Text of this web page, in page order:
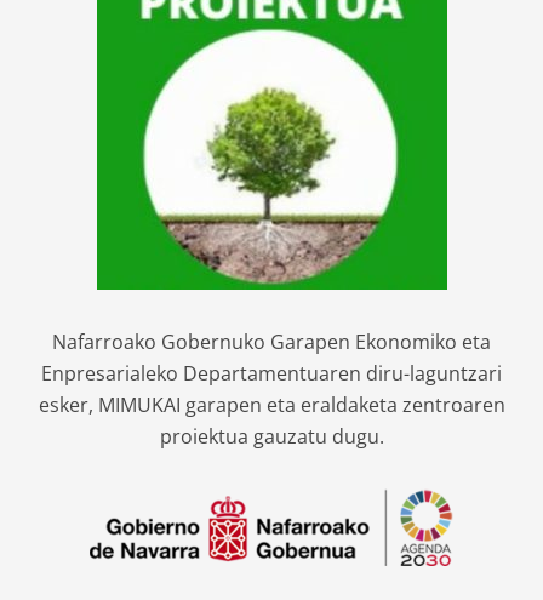
Nafarroako Gobernuko Garapen Ekonomiko eta
Enpresarialeko Departamentuaren diru-laguntzari
esker, MIMUKAI garapen eta eraldaketa zentroaren
proiektua gauzatu dugu.